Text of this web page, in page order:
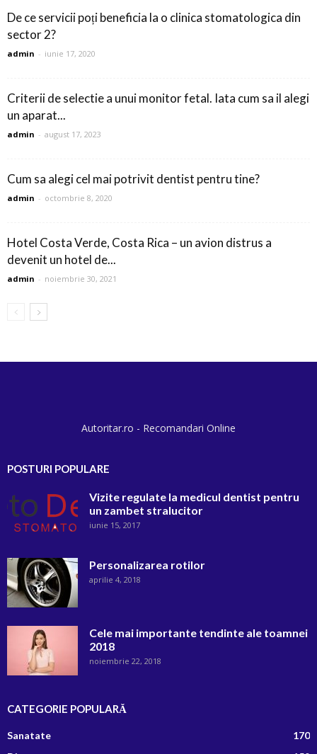
De ce servicii poți beneficia la o clinica stomatologica din
sector 2?
admin - iunie 17, 2020
Criterii de selectie a unui monitor fetal. Iata cum sa il alegi
un aparat...
admin - august 17, 2023
Cum sa alegi cel mai potrivit dentist pentru tine?
admin - octombrie 8, 2020
Hotel Costa Verde, Costa Rica – un avion distrus a
devenit un hotel de...
admin - noiembrie 30, 2021
Autoritar.ro - Recomandari Online
POSTURI POPULARE
Vizite regulate la medicul dentist pentru
un zambet stralucitor
iunie 15, 2017
Personalizarea rotilor
aprilie 4, 2018
Cele mai importante tendinte ale toamnei
2018
noiembrie 22, 2018
CATEGORIE POPULARĂ
Sanatate
170